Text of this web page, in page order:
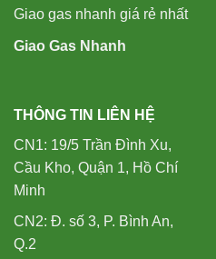
Giao gas nhanh giá rẻ nhất
Giao Gas Nhanh
THÔNG TIN LIÊN HỆ
CN1: 19/5 Trần Đình Xu,
Cầu Kho, Quận 1, Hồ Chí
Minh
CN2: Đ. số 3, P. Bình An,
Q.2